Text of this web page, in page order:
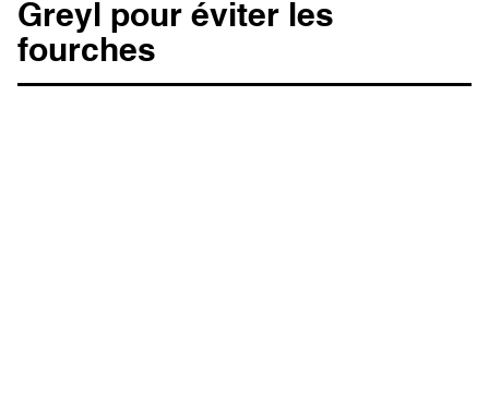
Greyl pour éviter les
fourches